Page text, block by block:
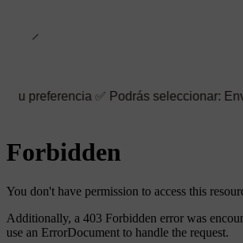
✅ Podrás seleccionar: Envío